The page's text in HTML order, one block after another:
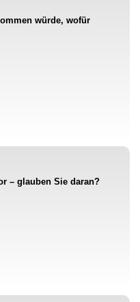
würde, wofür
– glauben Sie daran?